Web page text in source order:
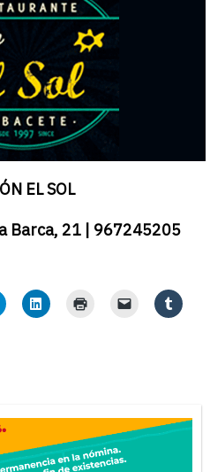
EL SOL
Barca, 21 | 967245205